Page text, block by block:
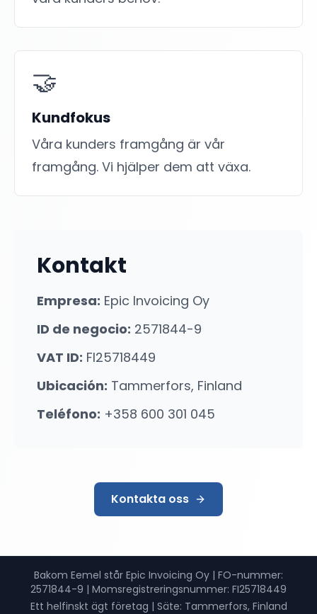
🤝
Kundfokus
Våra kunders framgång är vår
framgång. Vi hjälper dem att växa.
Kontakt
Empresa: Epic Invoicing Oy
ID de negocio: 2571844-9
VAT ID: FI25718449
Ubicación: Tammerfors, Finland
Teléfono: +358 600 301 045
Kontakta oss
Bakom Eemel står Epic Invoicing Oy | FO-nummer:
2571844-9 | Momsregistreringsnummer: FI25718449
Ett helfinskt ägt företag | Säte: Tammerfors, Finland